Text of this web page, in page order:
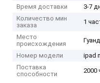
Время доставки
3-7
Количество мин
заказа
1
Место
происхождения
Номер модели
ipad
Поставка
способности
2000